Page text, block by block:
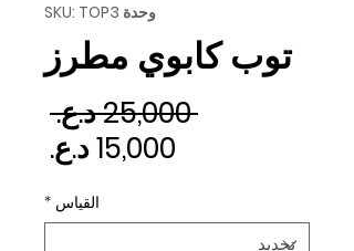
وحدة SKU: TOP3
توب كابوي مطرز
‏25,000 د.ع.‏
القياس *